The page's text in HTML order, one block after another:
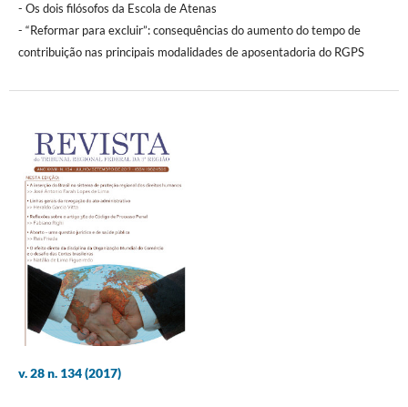
- Os dois filósofos da Escola de Atenas
- “Reformar para excluir”: consequências do aumento do tempo de
contribuição nas principais modalidades de aposentadoria do RGPS
v. 28 n. 134 (2017)